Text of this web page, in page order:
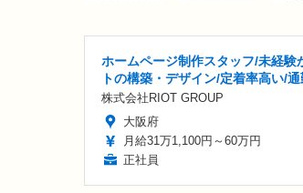
ホームページ制作スタッフ/未経験
トの構築・デザイン/定着率高い/通
株式会社RIOT GROUP
大阪府
月給31万1,100円～60万円
正社員